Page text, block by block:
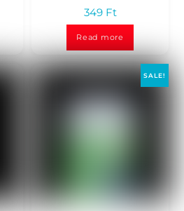
e
d
0
u
t
349 Ft
Read more
SALE!